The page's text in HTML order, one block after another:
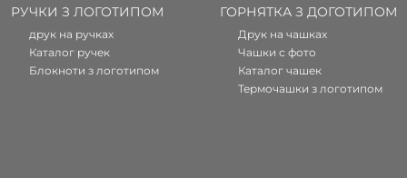
РУЧКИ З ЛОГОТИПОМ
друк на ручках
Каталог ручек
Блокноти з логотипом
ГОРНЯТКА З ДОГОТИПОМ
Друк на чашках
Чашки с фото
Каталог чашек
Термочашки з логотипом